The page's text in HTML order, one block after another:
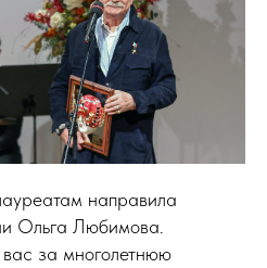
направила
Ольга Любимова.
за многолетнюю